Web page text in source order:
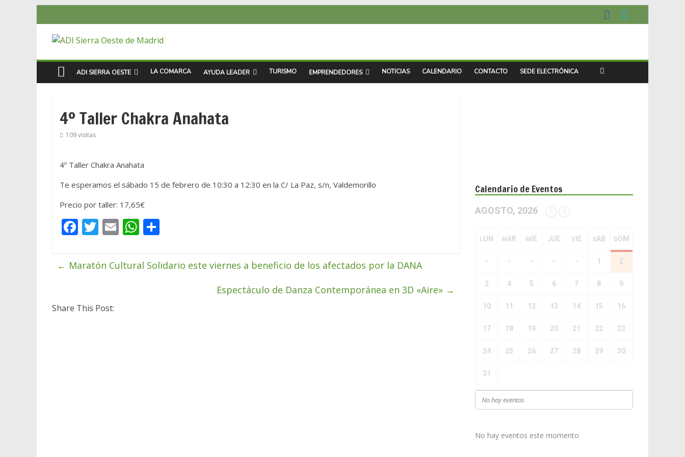
ADI SIERRA OESTE LA COMARCA AYUDA LEADER TURISMO EMPRENDEDORES NOTICIAS CALENDARIO CONTACTO SEDE ELECTRÓNICA
4º Taller Chakra Anahata
109 visitas
4º Taller Chakra Anahata
Te esperamos el sábado 15 de febrero de 10:30 a 12:30 en la C/ La Paz, s/n, Valdemorillo
Precio por taller: 17,65€
F
e
b
o
T
itt
er
E
ai
l
W
at
s
m
p
← Maratón Cultural Solidario este viernes a beneficio de los afectados por la DANA
Espectáculo de Danza Contemporánea en 3D «Aire» →
Share This Post:
Calendario de Eventos
AGOSTO, 2026
LUN MAR MIE JUE VIE SAB DOM
- - - - - 1 2
3 4 5 6 7 8 9
10 11 12 13 14 15 16
17 18 19 20 21 22 23
24 25 26 27 28 29 30
31
No hay eventos
No hay eventos este momento